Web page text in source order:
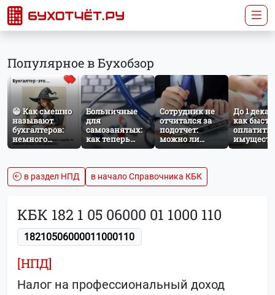
Популярное в Бухобзор
😁 Как смешно
называют
бухгалтеров:
немного
профессионального
Больничные
для
самозанятых:
как теперь
работает
социальное
страхование по
НПД
Сотрудник не
отчитался за
подотчет:
можно ли
удержать
зарплаты?
До 1
как
оплатить
налог за
в раздел НПД
в начало Справочника КБК
КБК 182 1 05 06000 01 1000 110
18210506000011000110
[НПД]
Налог на профессиональный доход